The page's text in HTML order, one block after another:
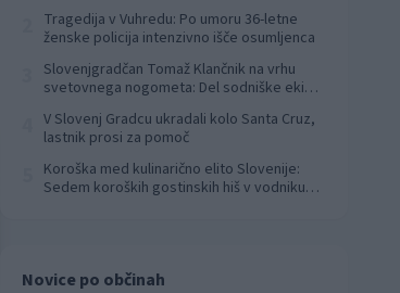
Tragedija v Vuhredu: Po umoru 36-letne
ženske policija intenzivno išče osumljenca
Slovenjgradčan Tomaž Klančnik na vrhu
svetovnega nogometa: Del sodniške ekipe
V Slovenj Gradcu ukradali kolo Santa Cruz,
lastnik prosi za pomoč
Koroška med kulinarično elito Slovenije:
Sedem koroških gostinskih hiš v vodniku
Novice po občinah